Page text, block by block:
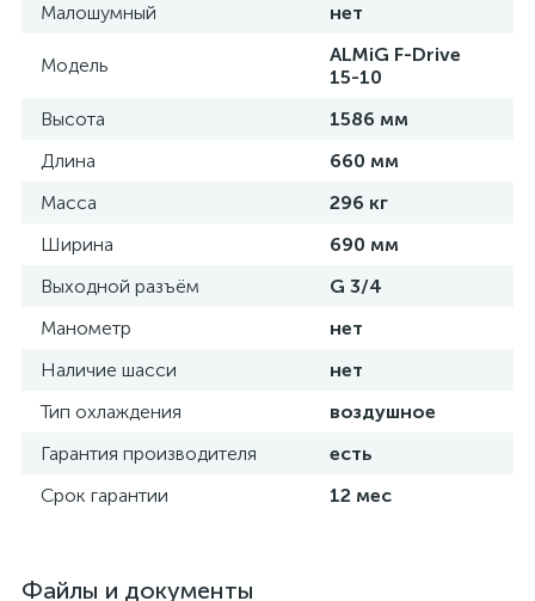
Малошумный
нет
Модель
ALMiG F-Drive
15-10
Высота
1586 мм
Длина
660 мм
Масса
296 кг
Ширина
690 мм
Выходной разъём
G 3/4
Манометр
нет
Наличие шасси
нет
Тип охлаждения
воздушное
Гарантия производителя
есть
Срок гарантии
12 мес
Файлы и документы